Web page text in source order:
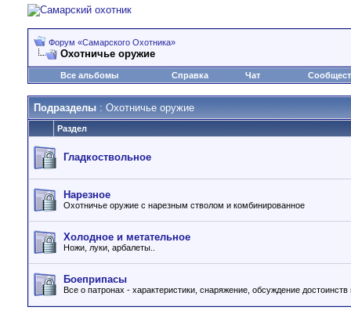
Форум «Самарского Охотника»
Охотничье оружие
Все альбомы Справка Чат
Подразделы : Охотничье оружие
Раздел
Гладкоствольное
Нарезное
Охотничье оружие с нарезным стволом и комбинированное
Холодное и метательное
Ножи, луки, арбалеты..
Боеприпасы
Все о патронах - характеристики, снаряжение, обсуждение достоинств